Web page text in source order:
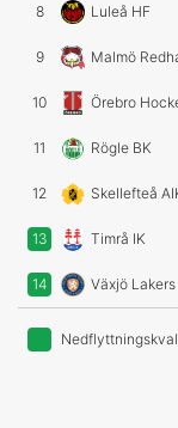
8 Luleå HF
9 Malmö
10 Örebro
11 Rögle BK
12 Skellefteå
13 Timrå IK
14 Växjö Lakers
Nedflyttningskval